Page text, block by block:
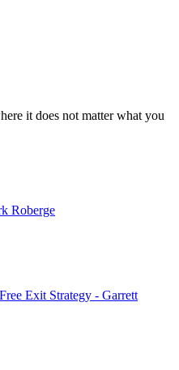
it does not matter what you
Roberge
Exit Strategy - Garrett